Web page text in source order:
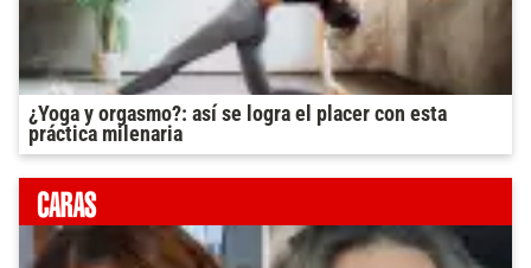
¿Yoga y orgasmo?: así se logra el placer con esta
práctica milenaria